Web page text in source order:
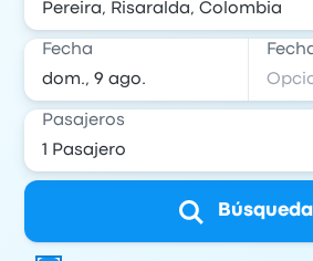
Fecha
Pasajeros
Búsqueda